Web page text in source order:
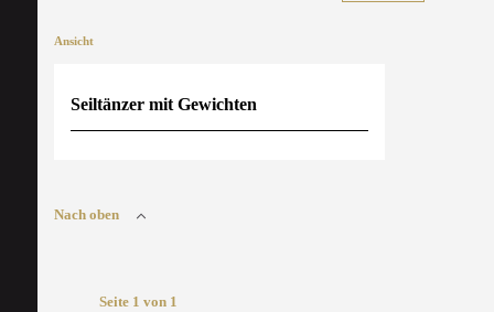
Ansicht
Seiltänzer mit Gewichten
Nach oben
Seite 1 von 1